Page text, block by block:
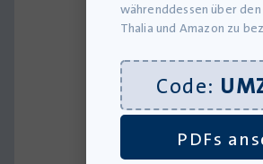
währenddessen über
Thalia und Amazon zu
Code:
PDFs